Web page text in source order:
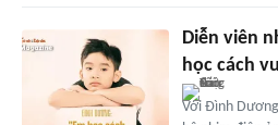
Diễn viên
học cách
Với Đình